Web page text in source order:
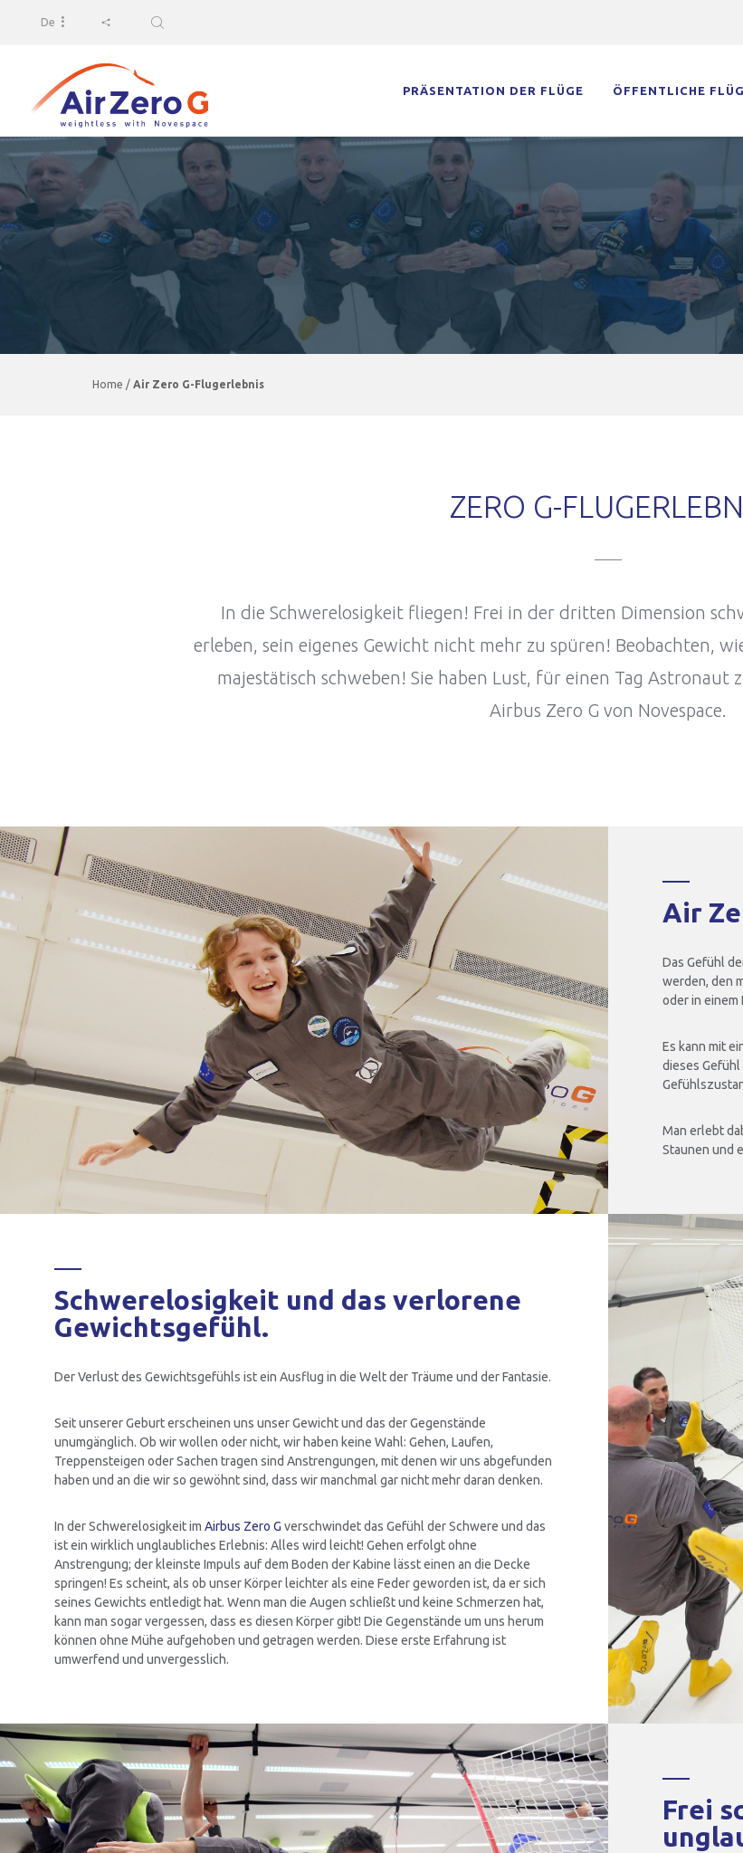
De
PRÄSENTATION DER FLÜGE ÖFFENTLICHE
Home / Air Zero G-Flugerlebnis
ZERO G-
In die Schwerelosigkeit fliegen! Frei in der dritten Dimension
erleben, sein eigenes Gewicht nicht mehr zu spüren! Beobachten,
majestätisch schweben! Sie haben Lust, für einen Tag Astronaut
Airbus Zero G von Novespace.
Air
Das Gefühl
werden, den
oder in einem
Es kann mit
dieses
Man erlebt
Staunen und
Schwerelosigkeit und das verlorene
Gewichtsgefühl.
Der Verlust des Gewichtsgefühls ist ein Ausflug in die Welt der Träume und der Fantasie.
Seit unserer Geburt erscheinen uns unser Gewicht und das der Gegenstände
unumgänglich. Ob wir wollen oder nicht, wir haben keine Wahl: Gehen, Laufen,
Treppensteigen oder Sachen tragen sind Anstrengungen, mit denen wir uns abgefunden
haben und an die wir so gewöhnt sind, dass wir manchmal gar nicht mehr daran denken.
In der Schwerelosigkeit im Airbus Zero G verschwindet das Gefühl der Schwere und das
ist ein wirklich unglaubliches Erlebnis: Alles wird leicht! Gehen erfolgt ohne
Anstrengung; der kleinste Impuls auf dem Boden der Kabine lässt einen an die Decke
springen! Es scheint, als ob unser Körper leichter als eine Feder geworden ist, da er sich
seines Gewichts entledigt hat. Wenn man die Augen schließt und keine Schmerzen hat,
kann man sogar vergessen, dass es diesen Körper gibt! Die Gegenstände um uns herum
können ohne Mühe aufgehoben und getragen werden. Diese erste Erfahrung ist
umwerfend und unvergesslich.
Frei